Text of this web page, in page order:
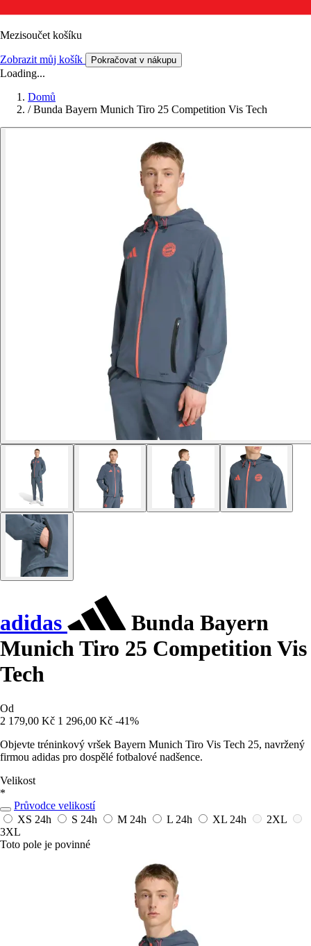
Mezisoučet košíku
Zobrazit můj košík Pokračovat v nákupu
Loading...
Domů
/ Bunda Bayern Munich Tiro 25 Competition Vis Tech
adidas
Bunda Bayern
Munich Tiro 25 Competition Vis
Tech
Od
2 179,00 Kč 1 296,00 Kč -41%
Objevte tréninkový vršek Bayern Munich Tiro Vis Tech 25, navržený
firmou adidas pro dospělé fotbalové nadšence.
Velikost
*
Průvodce velikostí
XS 24h S 24h M 24h L 24h XL 24h
2XL
3XL
Toto pole je povinné